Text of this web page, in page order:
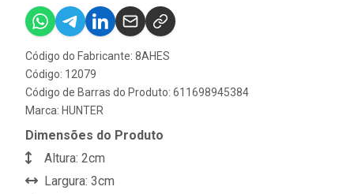
Código do Fabricante: 8AHES
Código: 12079
Código de Barras do Produto: 611698945384
Marca: HUNTER
Dimensões do Produto
Altura: 2cm
Largura: 3cm